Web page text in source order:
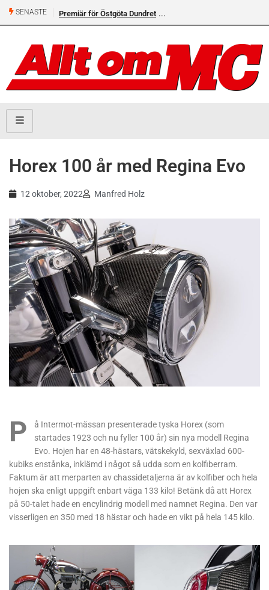
SENASTE Premiär för Östgöta Dundret
Horex 100 år med Regina Evo
12 oktober, 2022 Manfred Holz
P
å Intermot-mässan presenterade tyska Horex (som
startades 1923 och nu fyller 100 år) sin nya modell Regina
Evo. Hojen har en 48-hästars, vätskekyld, sexväxlad 600-
kubiks enstånka, inklämd i något så udda som en kolfiberram.
Faktum är att merparten av chassidetaljerna är av kolfiber och hela
hojen ska enligt uppgift enbart väga 133 kilo! Betänk då att Horex
på 50-talet hade en encylindrig modell med namnet Regina. Den var
visserligen en 350 med 18 hästar och hade en vikt på hela 145 kilo.